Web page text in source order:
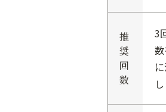
推
奨
回
数
3